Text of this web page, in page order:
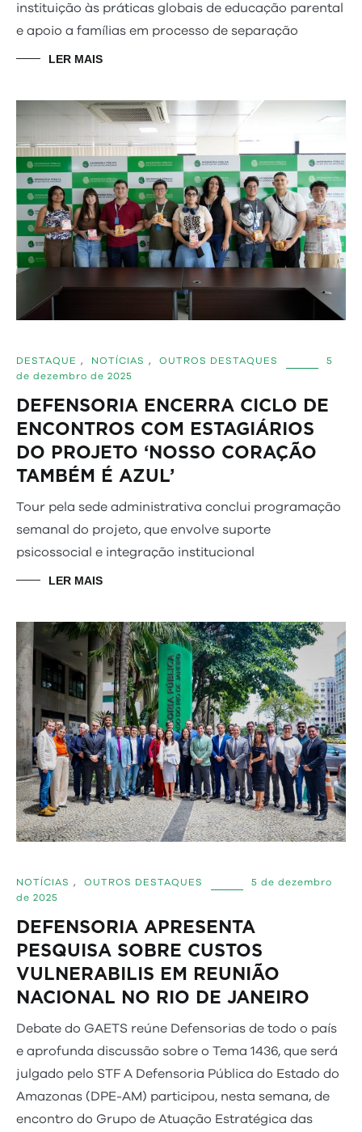
instituição às práticas globais de educação parental
e apoio a famílias em processo de separação
LER MAIS
DESTAQUE , NOTÍCIAS , OUTROS DESTAQUES
5
de dezembro de 2025
DEFENSORIA ENCERRA CICLO DE
ENCONTROS COM ESTAGIÁRIOS
DO PROJETO ‘NOSSO CORAÇÃO
TAMBÉM É AZUL’
Tour pela sede administrativa conclui programação
semanal do projeto, que envolve suporte
psicossocial e integração institucional
LER MAIS
NOTÍCIAS , OUTROS DESTAQUES
5 de dezembro
de 2025
DEFENSORIA APRESENTA
PESQUISA SOBRE CUSTOS
VULNERABILIS EM REUNIÃO
NACIONAL NO RIO DE JANEIRO
Debate do GAETS reúne Defensorias de todo o país
e aprofunda discussão sobre o Tema 1436, que será
julgado pelo STF A Defensoria Pública do Estado do
Amazonas (DPE-AM) participou, nesta semana, de
encontro do Grupo de Atuação Estratégica das